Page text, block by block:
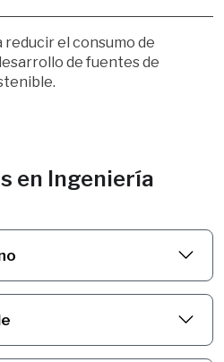
reducir el consumo de
de fuentes de
en Ingeniería